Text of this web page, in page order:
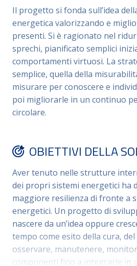
Il progetto si fonda sull’idea
energetica valorizzando e
presenti. Si è ragionato nel
sprechi, pianificato semplici
comportamenti virtuosi. La
semplice, quella della
misurare per conoscere e
poi migliorarle in un continuo
circolare.
OBIETTIVI DELLA
Aver tenuto nelle strutture
dei propri sistemi energetici ha
maggiore resilienza di fronte a
energetici. Un progetto di
nascere da un’idea oppure
tempo come esito della cura,
osservare, manutenere,
componenti fino a integrarle in